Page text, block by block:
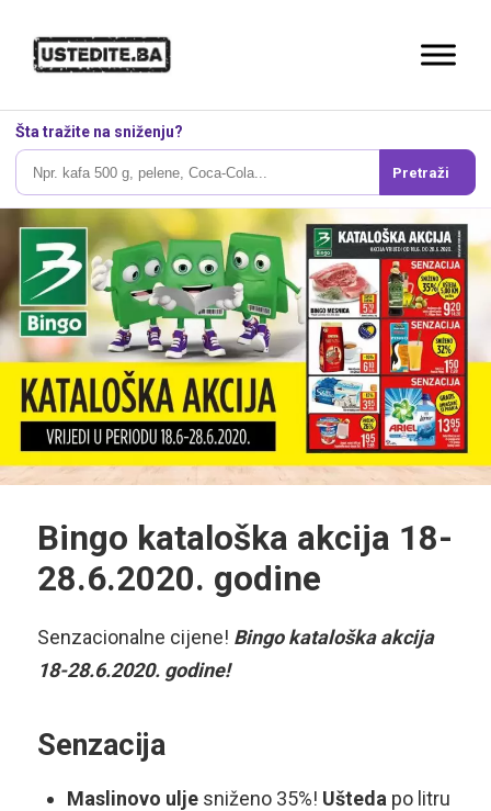
Šta tražite na sniženju?
Pretraži
Bingo kataloška akcija 18-
28.6.2020. godine
Senzacionalne cijene! Bingo kataloška akcija
18-28.6.2020. godine!
Senzacija
Maslinovo uljesniženo 35%! Ušteda po litru